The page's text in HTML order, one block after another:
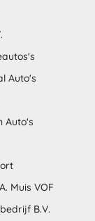
Auto's
Auto's
Muis VOF
B.V.